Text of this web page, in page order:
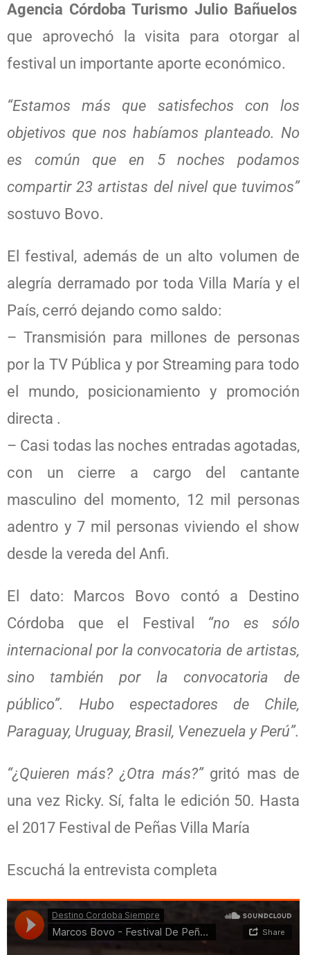
Agencia Córdoba Turismo Julio Bañuelos
que aprovechó la visita para otorgar al
festival un importante aporte económico.
“Estamos más que satisfechos con los
objetivos que nos habíamos planteado. No
es común que en 5 noches podamos
compartir 23 artistas del nivel que tuvimos”
sostuvo Bovo.
El festival, además de un alto volumen de
alegría derramado por toda Villa María y el
País, cerró dejando como saldo:
– Transmisión para millones de personas
por la TV Pública y por Streaming para todo
el mundo, posicionamiento y promoción
directa .
– Casi todas las noches entradas agotadas,
con un cierre a cargo del cantante
masculino del momento, 12 mil personas
adentro y 7 mil personas viviendo el show
desde la vereda del Anfi.
El dato: Marcos Bovo contó a Destino
Córdoba que el Festival “no es sólo
internacional por la convocatoria de artistas,
sino también por la convocatoria de
público”. Hubo espectadores de Chile,
Paraguay, Uruguay, Brasil, Venezuela y Perú”.
“¿Quieren más? ¿Otra más?”gritó mas de
una vez Ricky. Sí, falta le edición 50. Hasta
el 2017 Festival de Peñas Villa María
Escuchá la entrevista completa